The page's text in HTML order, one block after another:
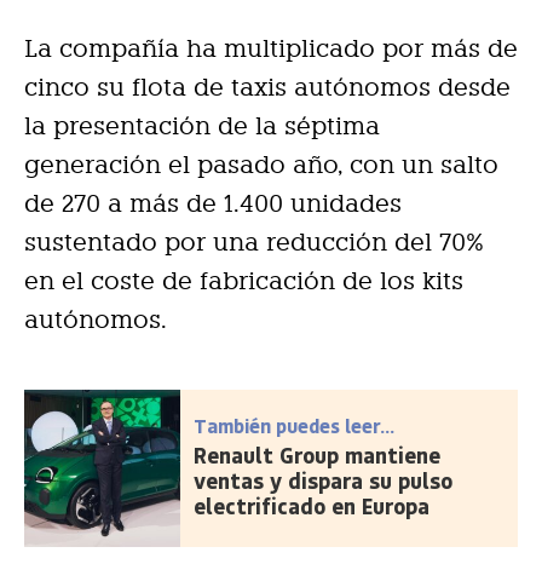
La compañía ha multiplicado por más de
cinco su flota de taxis autónomos desde
la presentación de la séptima
generación el pasado año, con un salto
de 270 a más de 1.400 unidades
sustentado por una reducción del 70%
en el coste de fabricación de los kits
autónomos.
También puedes leer...
Renault Group mantiene
ventas y dispara su pulso
electrificado en Europa